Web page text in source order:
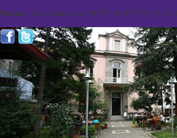
Notice: Undefined index: